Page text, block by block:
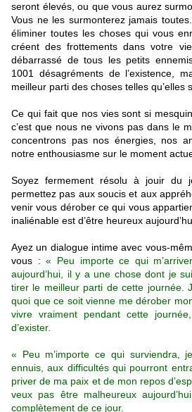
seront élevés, ou que vous aurez
Vous ne les surmonterez jamais
éliminer toutes les choses qui vous
créent des frottements dans votre
débarrassé de tous les petits
1001 désagréments de l’existence,
meilleur parti des choses telles qu’elles
Ce qui fait que nos vies sont si
c’est que nous ne vivons pas dans le
concentrons pas nos énergies, nos
notre enthousiasme sur le moment
Soyez fermement résolu à jouir du
permettez pas aux soucis et aux
venir vous dérober ce qui vous
inaliénable est d’être heureux
Ayez un dialogue intime avec vous-
vous :« Peu importe ce qui
aujourd’hui, il y a une chose dont je
tirer le meilleur parti de cette journée.
quoi que ce soit vienne me dérober
vivre vraiment pendant cette
d’exister
« Peu m’importe ce qui surviendra,
ennuis, aux difficultés qui pourront
priver de ma paix et de mon repos
veux pas être malheureux
complètement de ce jour.